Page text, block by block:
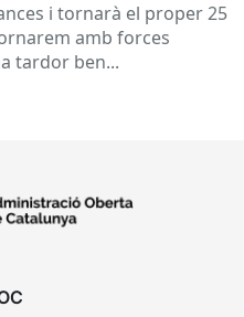
i tornarà el proper 25
amb forces
tardor ben...